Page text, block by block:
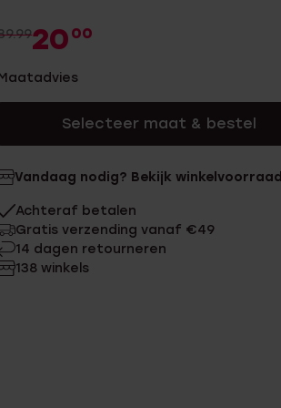
20 00
Selecteer maat & bestel
Vandaag nodig? Bekijk winkelvoorraad
Achteraf betalen
Gratis verzending vanaf €49
14 dagen retourneren
138 winkels